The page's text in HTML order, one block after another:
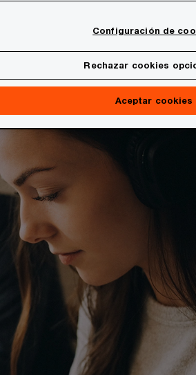
Configuración de
Rechazar cookies
Aceptar cookies